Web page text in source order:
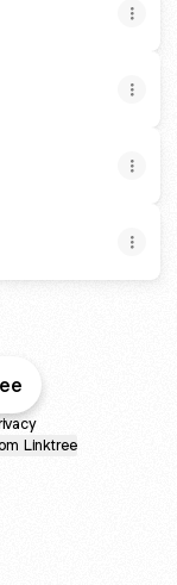
Linktree